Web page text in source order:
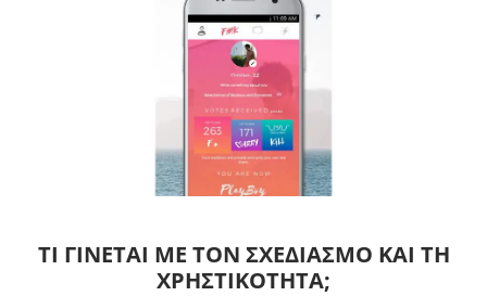
ΤΙ ΓΊΝΕΤΑΙ ΜΕ ΤΟΝ ΣΧΕΔΙΑΣΜΌ ΚΑΙ ΤΗ
ΧΡΗΣΤΙΚΌΤΗΤΑ;